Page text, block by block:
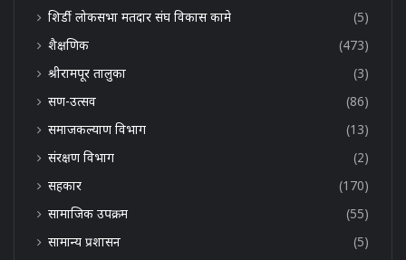
शिर्डी लोकसभा मतदार संघ विकास कामे
(5)
शैक्षणिक
(473)
श्रीरामपूर तालुका
(3)
सण-उत्सव
(86)
समाजकल्याण विभाग
(13)
संरक्षण विभाग
(2)
सहकार
(170)
सामाजिक उपक्रम
(55)
सामान्य प्रशासन
(5)